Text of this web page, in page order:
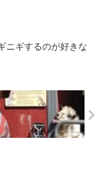
ニギするのが好きな